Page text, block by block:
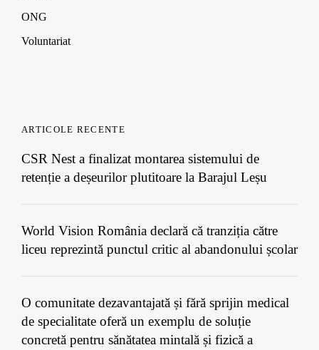
ONG
Voluntariat
ARTICOLE RECENTE
CSR Nest a finalizat montarea sistemului de
retenție a deșeurilor plutitoare la Barajul Leșu
World Vision România declară că tranziția către
liceu reprezintă punctul critic al abandonului școlar
O comunitate dezavantajată și fără sprijin medical
de specialitate oferă un exemplu de soluție
concretă pentru sănătatea mintală și fizică a